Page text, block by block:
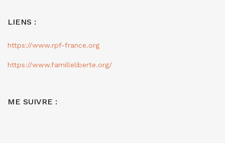
LIENS :
https://www.rpf-france.org
https://www.familleliberte.org/
ME SUIVRE :